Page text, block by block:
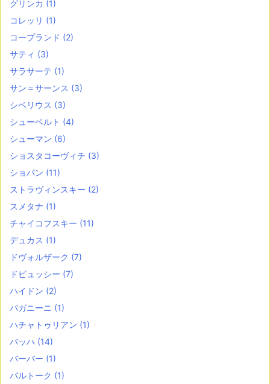
グリンカ (1)
コレッリ (1)
コープランド (2)
サティ (3)
サラサーテ (1)
サン＝サーンス (3)
シベリウス (3)
シューベルト (4)
シューマン (6)
ショスタコーヴィチ (3)
ショパン (11)
ストラヴィンスキー (2)
スメタナ (1)
チャイコフスキー (11)
デュカス (1)
ドヴォルザーク (7)
ドビュッシー (7)
ハイドン (2)
パガニーニ (1)
ハチャトゥリアン (1)
バッハ (14)
バーバー (1)
バルトーク (1)